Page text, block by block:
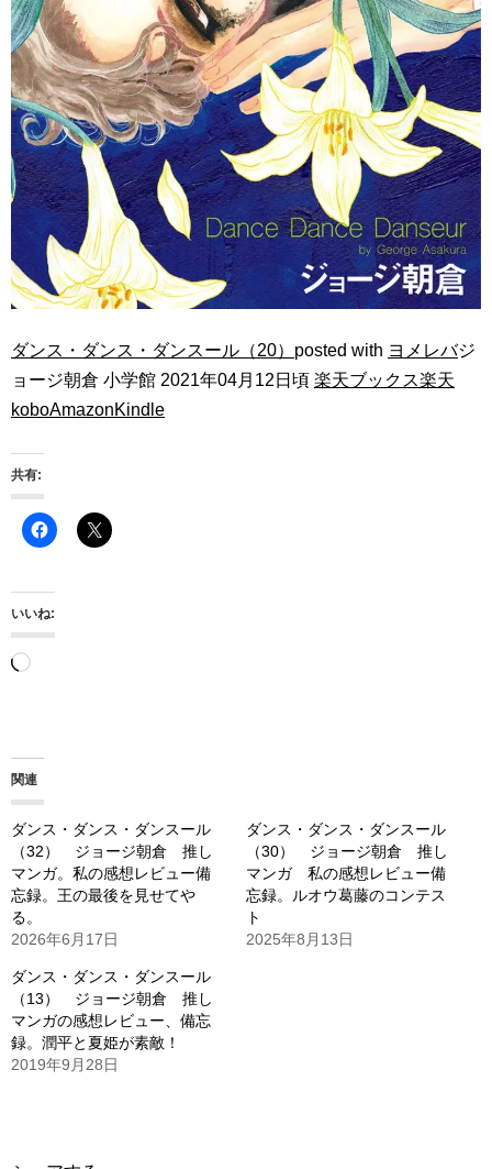
ダンス・ダンス・ダンスール（20） posted with ヨメレバジ
ョージ朝倉 小学館 2021年04月12日頃 楽天ブックス楽天
koboAmazonKindle
共有:
いいね:
読
み
中…
関連
ダンス・ダンス・ダンスール
（32） ジョージ朝倉 推し
マンガ。私の感想レビュー備
忘録。王の最後を見せてや
る。
2026年6月17日
ダンス・ダンス・ダンスール
（30） ジョージ朝倉 推し
マンガ 私の感想レビュー備
忘録。ルオウ葛藤のコンテス
ト
2025年8月13日
ダンス・ダンス・ダンスール
（13） ジョージ朝倉 推し
マンガの感想レビュー、備忘
録。潤平と夏姫が素敵！
2019年9月28日